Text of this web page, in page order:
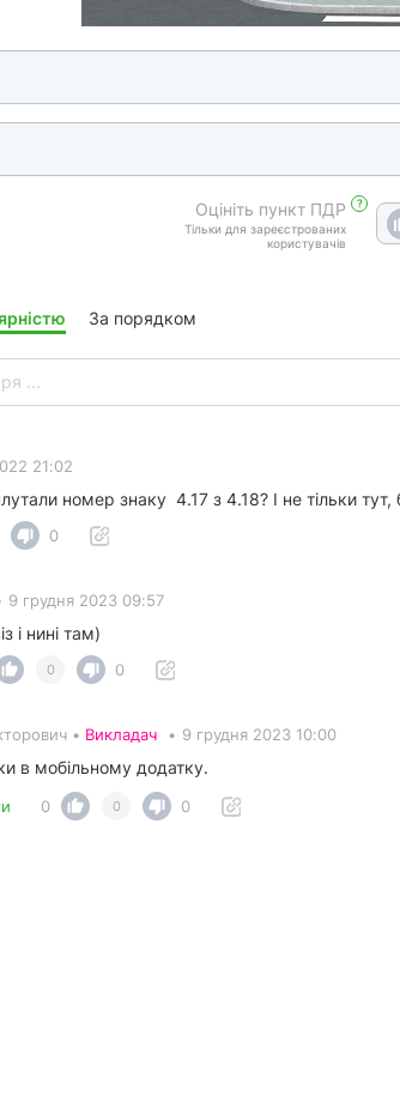
Оцініть пункт ПДР ?
Тільки для зареєстрованих
користувачів
За порядком
21:02
номер знаку 4.17 з 4.18? І не тільки тут,
0
9 грудня 2023 09:57
і нині там)
0 0
• Викладач • 9 грудня 2023 10:00
в мобільному додатку.
0 0 0